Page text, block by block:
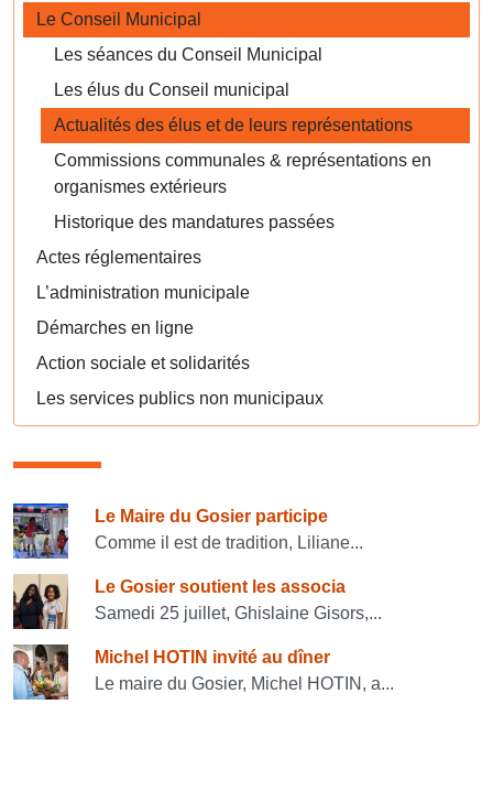
Le Conseil Municipal
Les séances du Conseil Municipal
Les élus du Conseil municipal
Actualités des élus et de leurs représentations
Commissions communales & représentations en
organismes extérieurs
Historique des mandatures passées
Actes réglementaires
L’administration municipale
Démarches en ligne
Action sociale et solidarités
Les services publics non municipaux
Consulter également
Le Maire du Gosier participe
Comme il est de tradition, Liliane...
Le Gosier soutient les associa
Samedi 25 juillet, Ghislaine Gisors,...
Michel HOTIN invité au dîner
Le maire du Gosier, Michel HOTIN, a...